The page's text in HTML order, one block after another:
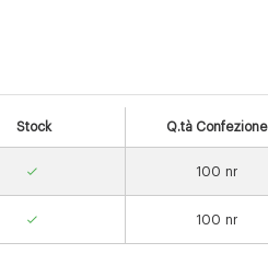
Stock Q.tà Confezione
100 nr
100 nr